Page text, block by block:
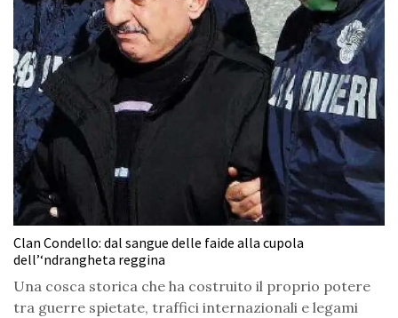
Clan Condello: dal sangue delle faide alla cupola
dell’‘ndrangheta reggina
Una cosca storica che ha costruito il proprio potere
tra guerre spietate, traffici internazionali e legami